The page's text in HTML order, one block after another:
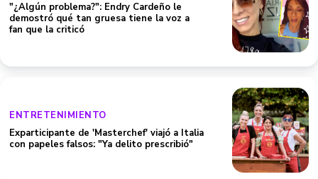
"¿Algún problema?": Endry Cardeño le
demostró qué tan gruesa tiene la voz a
fan que la criticó
ENTRETENIMIENTO
Exparticipante de 'Masterchef' viajó a Italia
con papeles falsos: "Ya delito prescribió"